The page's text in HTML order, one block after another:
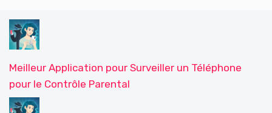
Meilleur Application pour Surveiller un Téléphone
pour le Contrôle Parental